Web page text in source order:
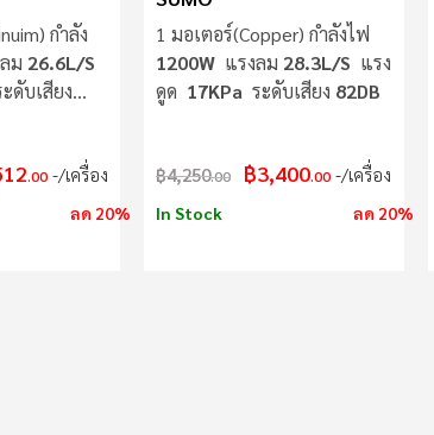
กำลัง
ม 26.6L/S
ดับเสียง
.00 /เครื่อง
ลด 20%
1 มอเตอร์(Copper) กำลังไฟ
1200W แรงลม 28.3L/S แรง
ดูด 17KPa ระดับเสียง 82DB
฿4,250.00 ฿3,400.00 /เครื่อง
In Stock ลด 20%